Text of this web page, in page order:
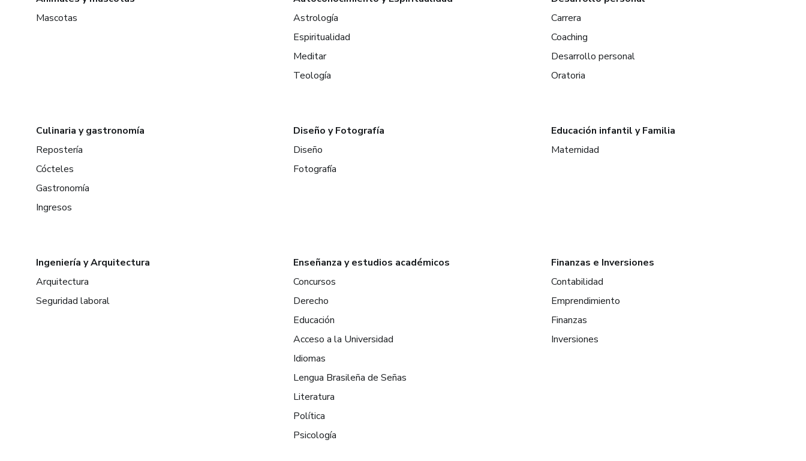
Mascotas
Astrología
Espiritualidad
Meditar
Teología
Carrera
Coaching
Desarrollo personal
Oratoria
Culinaria y gastronomía
Repostería
Cócteles
Gastronomía
Ingresos
Diseño y Fotografía
Diseño
Fotografía
Educación infantil y Familia
Maternidad
Ingeniería y Arquitectura
Arquitectura
Seguridad laboral
Enseñanza y estudios académicos
Concursos
Derecho
Educación
Acceso a la Universidad
Idiomas
Lengua Brasileña de Señas
Literatura
Política
Psicología
Finanzas e Inversiones
Contabilidad
Emprendimiento
Finanzas
Inversiones